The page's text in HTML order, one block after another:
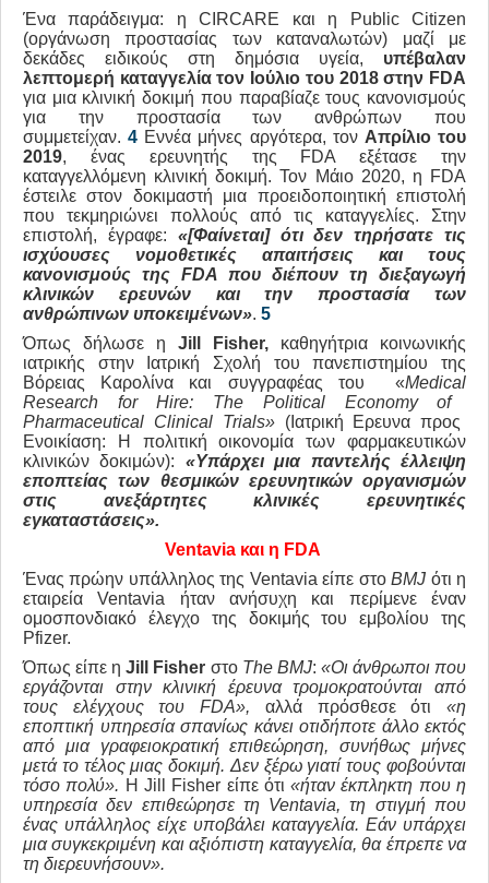
Ένα παράδειγμα: η CIRCARE και η Public Citizen
(οργάνωση προστασίας των καταναλωτών) μαζί με
δεκάδες ειδικούς στη δημόσια υγεία, υπέβαλαν
λεπτομερή καταγγελία τον Ιούλιο του 2018 στην FDA
για μια κλινική δοκιμή που παραβίαζε τους κανονισμούς
για την προστασία των ανθρώπων που
συμμετείχαν.4 Εννέα μήνες αργότερα, τον Απρίλιο του
2019, ένας ερευνητής της FDA εξέτασε την
καταγγελλόμενη κλινική δοκιμή. Τον Μάιο 2020, η FDA
έστειλε στον δοκιμαστή μια προειδοποιητική επιστολή
που τεκμηριώνει πολλούς από τις καταγγελίες. Στην
επιστολή, έγραφε: «[Φαίνεται] ότι δεν τηρήσατε τις
ισχύουσες νομοθετικές απαιτήσεις και τους
κανονισμούς της FDA που διέπουν τη διεξαγωγή
κλινικών ερευνών και την προστασία των
ανθρώπινων υποκειμένων». 5
Όπως δήλωσε η Jill Fisher, καθηγήτρια κοινωνικής
ιατρικής στην Ιατρική Σχολή του πανεπιστημίου της
Βόρειας Καρολίνα και συγγραφέας του «Medical
Research forHire: The PoliticalEconomyof
Pharmaceutical Clinical Trials»(Ιατρική Ερευνα προς
Ενοικίαση: Η πολιτική οικονομία των φαρμακευτικών
κλινικών δοκιμών): «Υπάρχει μια παντελής έλλειψη
εποπτείας των θεσμικών ερευνητικών οργανισμών
στις ανεξάρτητες κλινικές ερευνητικές
εγκαταστάσεις».
Ventaviaκαι η FDA
Ένας πρώην υπάλληλος της Ventavia είπε στοBMJ ότι η
εταιρεία Ventavia ήταν ανήσυχη και περίμενε έναν
ομοσπονδιακό έλεγχο της δοκιμής του εμβολίου της
Pfizer.
Όπως είπε ηJill Fisher στο TheBMJ: «Οι άνθρωποι που
εργάζονται στην κλινική έρευνα τρομοκρατούνται από
τους ελέγχους τουFDA», αλλά πρόσθεσε ότι«η
εποπτική υπηρεσία σπανίως κάνει οτιδήποτε άλλο εκτός
από μια γραφειοκρατική επιθεώρηση, συνήθως μήνες
μετά το τέλος μιας δοκιμή. Δεν ξέρω γιατί τους φοβούνται
τόσο πολύ». H Jill Fisher είπε ότι«ήταν έκπληκτη που η
υπηρεσία δεν επιθεώρησε τη Ventavia, τη στιγμή που
ένας υπάλληλος είχε υποβάλει καταγγελία. Εάν υπάρχει
μια συγκεκριμένη και αξιόπιστη καταγγελία, θα έπρεπε να
τη διερευνήσουν».